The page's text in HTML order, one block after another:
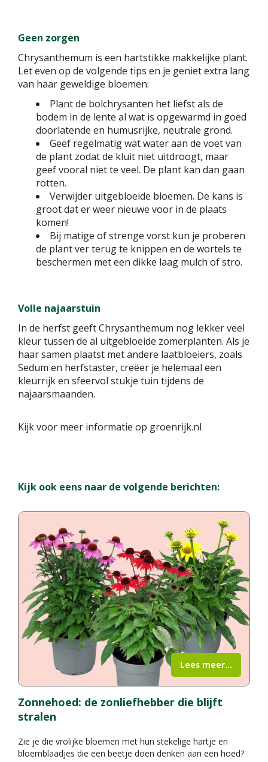
Geen zorgen
Chrysanthemum is een hartstikke makkelijke plant.
Let even op de volgende tips en je geniet extra lang
van haar geweldige bloemen:
Plant de bolchrysanten het liefst als de
bodem in de lente al wat is opgewarmd in goed
doorlatende en humusrijke, neutrale grond.
Geef regelmatig wat water aan de voet van
de plant zodat de kluit niet uitdroogt, maar
geef vooral niet te veel. De plant kan dan gaan
rotten.
Verwijder uitgebloeide bloemen. De kans is
groot dat er weer nieuwe voor in de plaats
komen!
Bij matige of strenge vorst kun je proberen
de plant ver terug te knippen en de wortels te
beschermen met een dikke laag mulch of stro.
Volle najaarstuin
In de herfst geeft Chrysanthemum nog lekker veel
kleur tussen de al uitgebloeide zomerplanten. Als je
haar samen plaatst met andere laatbloeiers, zoals
Sedum en herfstaster, creëer je helemaal een
kleurrijk en sfeervol stukje tuin tijdens de
najaarsmaanden.
Kijk voor meer informatie op groenrijk.nl
Kijk ook eens naar de volgende berichten:
Zonnehoed: de zonliefhebber die blijft
stralen
Zie je die vrolijke bloemen met hun stekelige hartje en
bloemblaadjes die een beetje doen denken aan een hoed?
Lees meer...